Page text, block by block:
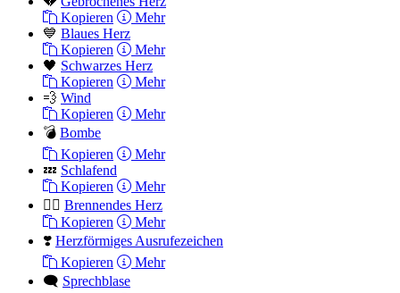
Kopieren
Mehr
💙 Blaues Herz
Kopieren
Mehr
🖤 Schwarzes Herz
Kopieren
Mehr
💨 Wind
Kopieren
Mehr
💣 Bombe
Kopieren
Mehr
💤 Schlafend
Kopieren
Mehr
❤️‍🔥 Brennendes Herz
Kopieren
Mehr
❣️ Herzförmiges Ausrufezeichen
Kopieren
Mehr
🗨 Sprechblase